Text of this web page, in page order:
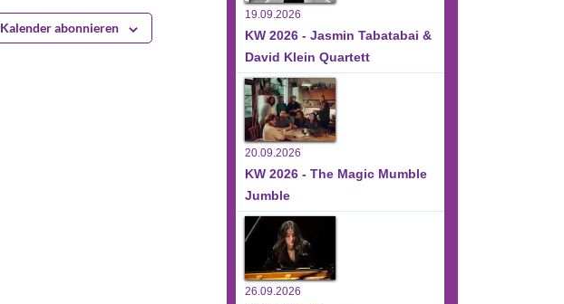
Kalender abonnieren
19.09.2026
KW 2026 - Jasmin Tabatabai &
David Klein Quartett
20.09.2026
KW 2026 - The Magic Mumble
Jumble
26.09.2026